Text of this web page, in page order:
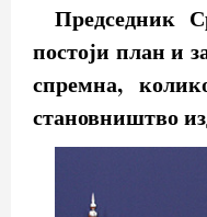
Председник
постоји план и
спремна,
становништво